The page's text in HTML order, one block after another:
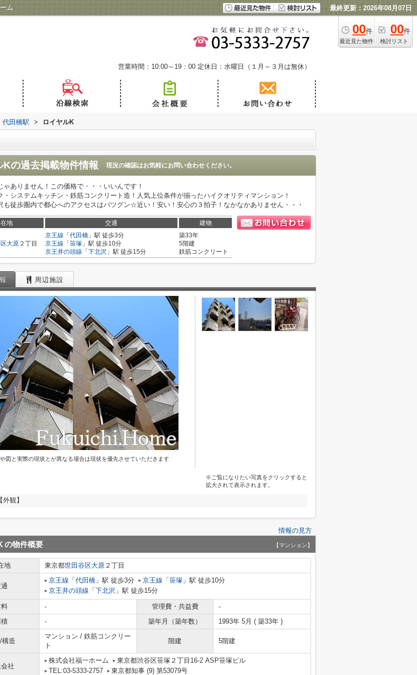
ム 最終更新：2026年08月07日
00件
最近見た物件
00件
検討リスト
営業時間：10:00～19：00 定休日：水曜日（１月～３月は無休）
代田橋駅 > ロイヤルK
Kの過去掲載物件情報 現況の確認はお気軽にお問い合わせください。
ゃありません！この価格で・・・いいんです！
・システムキッチン・鉄筋コンクリート造！人気上位条件が揃ったハイクオリティマンション！
も徒歩圏内で都心へのアクセスはバツグン☆近い！安い！安心の３拍子！なかなかありません・・・
地 交通 建物
大原 ２丁目
京王線 「 代田橋 」駅 徒歩3分
京王線 「 笹塚 」駅 徒歩10分
京王井の頭線 「 下北沢 」駅 徒歩15分
築33年
5階建
鉄筋コンクリート
周辺施設
図と実際の現状とが異なる場合は現状を優先させていただきます
※ご覧になりたい写真をクリックすると
拡大されて表示されます。
【外観】
情報の見方
の物件概要 【マンション】
地 東京都世田谷区大原 ２丁目
京王線 「 代田橋 」駅 徒歩3分 京王線 「 笹塚 」駅 徒歩10分
京王井の頭線 「 下北沢 」駅 徒歩15分
- 管理費・共益費
-
- 築年月（築年数） 1993年 5月 ( 築33年 )
構造
マンション / 鉄筋コンクリー
ト
階建 5階建
社
株式会社福一ホーム
東京都渋谷区笹塚２丁目16-2 ASP笹塚ビル
TEL:03-5333-2757
東京都知事 (9) 第53079号